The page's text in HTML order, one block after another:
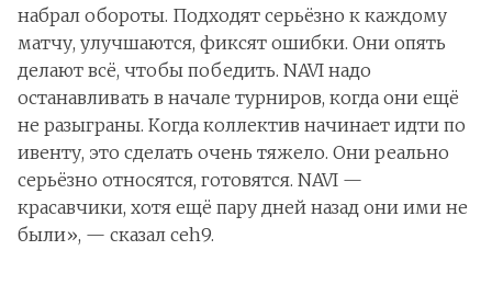
набрал обороты. Подходят серьёзно к каждому
матчу, улучшаются, фиксят ошибки. Они опять
делают всё, чтобы победить. NAVI надо
останавливать в начале турниров, когда они ещё
не разыграны. Когда коллектив начинает идти по
ивенту, это сделать очень тяжело. Они реально
серьёзно относятся, готовятся. NAVI —
красавчики, хотя ещё пару дней назад они ими не
были», — сказал ceh9.